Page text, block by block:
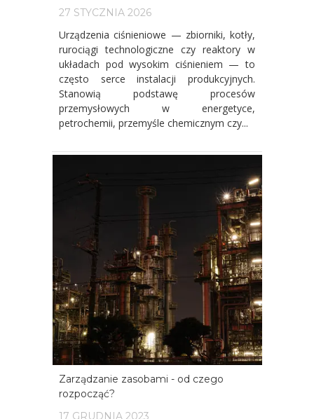
27 STYCZNIA 2026
Urządzenia ciśnieniowe — zbiorniki, kotły,
rurociągi technologiczne czy reaktory w
układach pod wysokim ciśnieniem — to
często serce instalacji produkcyjnych.
Stanowią podstawę procesów
przemysłowych w energetyce,
petrochemii, przemyśle chemicznym czy...
Zarządzanie zasobami - od czego
rozpocząć?
17 GRUDNIA 2023